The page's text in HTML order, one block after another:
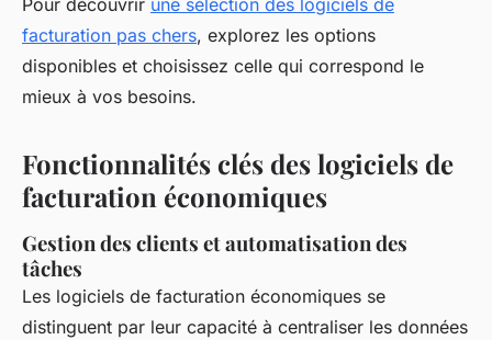
Pour découvrir une sélection des logiciels de
facturation pas chers, explorez les options
disponibles et choisissez celle qui correspond le
mieux à vos besoins.
Fonctionnalités clés des logiciels de
facturation économiques
Gestion des clients et automatisation des
tâches
Les logiciels de facturation économiques se
distinguent par leur capacité à centraliser les données